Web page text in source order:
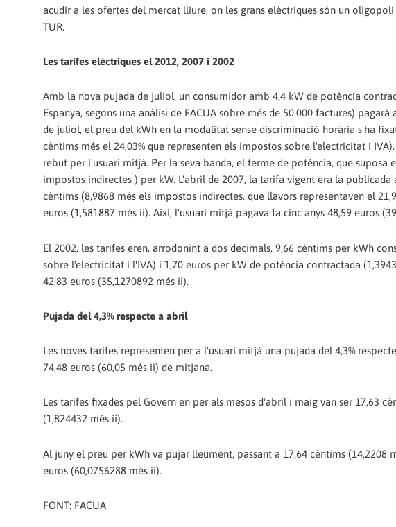
acudir a les ofertes del mercat lliure, on les grans elèctriques són un
TUR.
Les tarifes elèctriques el 2012, 2007 i 2002
Amb la nova pujada de juliol, un consumidor amb 4,4 kW de potència
Espanya, segons una anàlisi de FACUA sobre més de 50.000 factures)
de juliol, el preu del kWh en la modalitat sense discriminació horària s'ha
cèntims més el 24,03% que representen els impostos sobre l'electricitat i
rebut per l'usuari mitjà. Per la seva banda, el terme de potència, que suposa
impostos indirectes ) per kW. L'abril de 2007, la tarifa vigent era la publicada
cèntims (8,9868 més els impostos indirectes, que llavors representaven el
euros (1,581887 més ii). Així, l'usuari mitjà pagava fa cinc anys 48,59 euros
El 2002, les tarifes eren, arrodonint a dos decimals, 9,66 cèntims per kWh
sobre l'electricitat i l'IVA) i 1,70 euros per kW de potència contractada
42,83 euros (35,1270892 més ii).
Pujada del 4,3% respecte a abril
Les noves tarifes representen per a l'usuari mitjà una pujada del 4,3%
74,48 euros (60,05 més ii) de mitjana.
Les tarifes fixades pel Govern en per als mesos d'abril i maig van ser 17,63
(1,824432 més ii).
Al juny el preu per kWh va pujar lleument, passant a 17,64 cèntims (14,2208
euros (60,0756288 més ii).
FONT: FACUA